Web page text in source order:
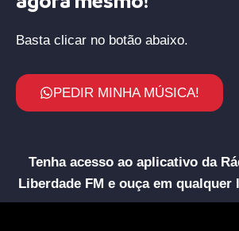
Basta clicar no botão abaixo.
PEDIR MINHA MÚSICA!
Tenha acesso ao aplicativo da
Liberdade FM e ouça em qualquer